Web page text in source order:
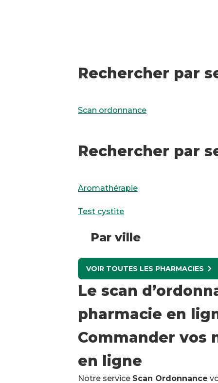
Rechercher par
Scan ordonnance
Rechercher par
Aromathérapie
Test cystite
Par ville
VOIR TOUTES LES PHARMACIES
Le scan
pharmacie en
Commander vos
en ligne
Notre service Scan Ordonnance